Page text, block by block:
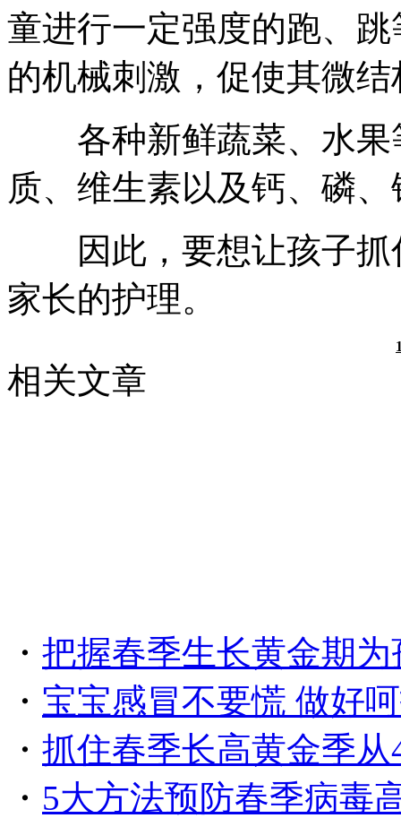
童进行一定强度的跑、
的机械刺激，促使其微
各种新鲜蔬菜、水果
质、维生素以及钙、磷
因此，要想让孩子抓
家长的护理。
相关文章
・ 把握春季生长黄金期
・ 宝宝感冒不要慌 做好
・ 抓住春季长高黄金季从
・ 5大方法预防春季病毒